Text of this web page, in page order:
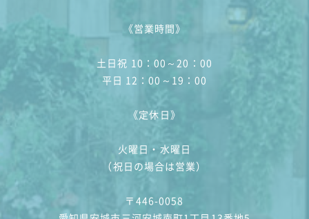
《営業時間》
土日祝 10：00～20：00
平日 12：00～19：00
《定休日》
火曜日・水曜日
（祝日の場合は営業）
〒446-0058